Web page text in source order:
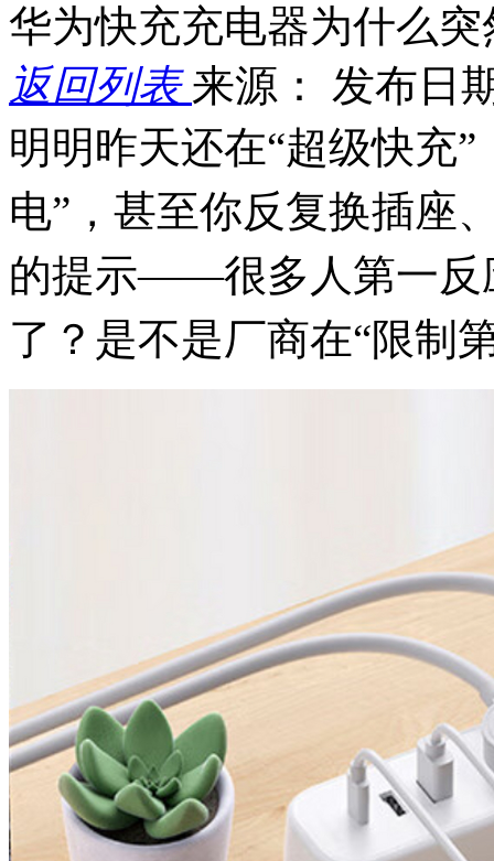
华为快充充电器为什么
返回列表来源： 发布日
明明昨天还在“超级快充
电”，甚至你反复换插座
的提示——很多人第一反
了？是不是厂商在“限制